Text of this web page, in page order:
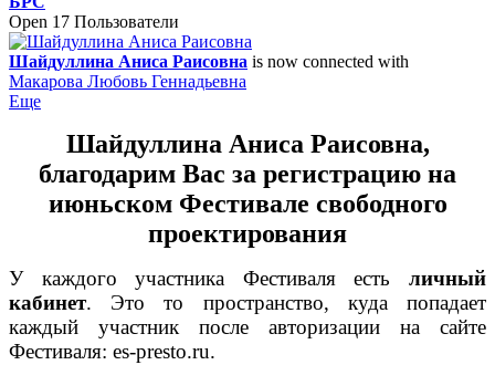
Open 17 Пользователи
Шайдуллина Аниса Раисовна is now connected with
Макарова Любовь Геннадьевна
Еще
Шайдуллина Аниса Раисовна,
благодарим Вас за регистрацию на
июньском Фестивале свободного
проектирования
У каждого участника Фестиваля есть личный
кабинет. Это то пространство, куда попадает
каждый участник после авторизации на сайте
Фестиваля: es-presto.ru.